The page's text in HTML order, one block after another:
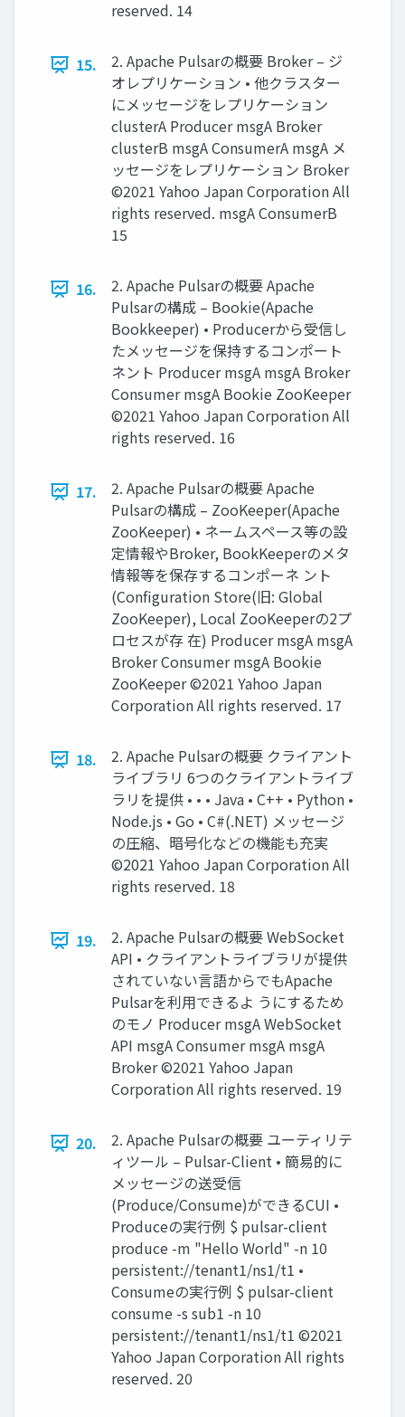
reserved. 14
15.
2. Apache Pulsarの概要 Broker – ジ
オレプリケーション • 他クラスター
にメッセージをレプリケーション
clusterA Producer msgA Broker
clusterB msgA ConsumerA msgA メ
ッセージをレプリケーション Broker
©2021 Yahoo Japan Corporation All
rights reserved. msgA ConsumerB
15
16.
2. Apache Pulsarの概要 Apache
Pulsarの構成 – Bookie(Apache
Bookkeeper) • Producerから受信し
たメッセージを保持するコンポート
ネント Producer msgA msgA Broker
Consumer msgA Bookie ZooKeeper
©2021 Yahoo Japan Corporation All
rights reserved. 16
17.
2. Apache Pulsarの概要 Apache
Pulsarの構成 – ZooKeeper(Apache
ZooKeeper) • ネームスペース等の設
定情報やBroker, BookKeeperのメタ
情報等を保存するコンポーネ ント
(Conﬁguration Store(旧: Global
ZooKeeper), Local ZooKeeperの2プ
ロセスが存 在) Producer msgA msgA
Broker Consumer msgA Bookie
ZooKeeper ©2021 Yahoo Japan
Corporation All rights reserved. 17
18.
2. Apache Pulsarの概要 クライアント
ライブラリ 6つのクライアントライブ
ラリを提供 • • • Java • C++ • Python •
Node.js • Go • C#(.NET) メッセージ
の圧縮、暗号化などの機能も充実
©2021 Yahoo Japan Corporation All
rights reserved. 18
19.
2. Apache Pulsarの概要 WebSocket
API • クライアントライブラリが提供
されていない⾔語からでもApache
Pulsarを利⽤できるよ うにするため
のモノ Producer msgA WebSocket
API msgA Consumer msgA msgA
Broker ©2021 Yahoo Japan
Corporation All rights reserved. 19
20.
2. Apache Pulsarの概要 ユーティリテ
ィツール – Pulsar-Client • 簡易的に
メッセージの送受信
(Produce/Consume)ができるCUI •
Produceの実⾏例 $ pulsar-client
produce -m "Hello World" -n 10
persistent://tenant1/ns1/t1 •
Consumeの実⾏例 $ pulsar-client
consume -s sub1 -n 10
persistent://tenant1/ns1/t1 ©2021
Yahoo Japan Corporation All rights
reserved. 20